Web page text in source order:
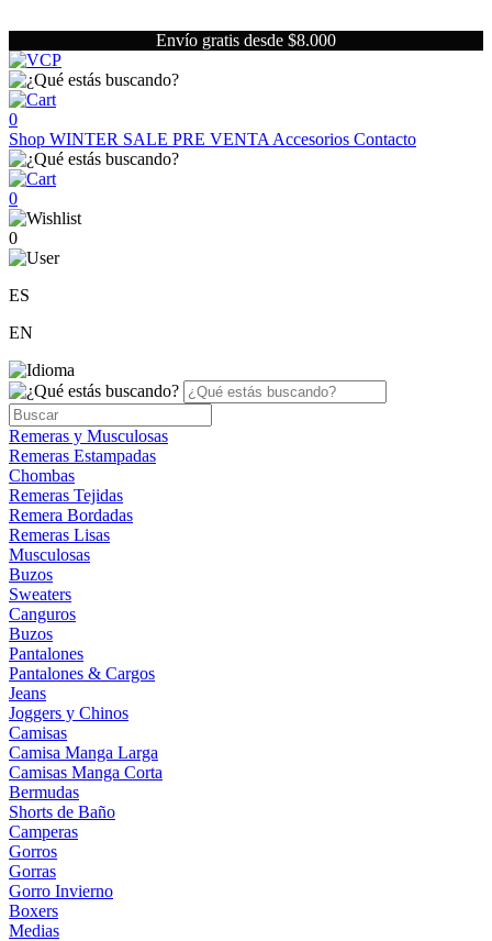
Envío gratis desde $8.000
0
Shop WINTER SALE PRE VENTA Accesorios Contacto
0
0
ES
EN
Remeras y Musculosas
Remeras Estampadas
Chombas
Remeras Tejidas
Remera Bordadas
Remeras Lisas
Musculosas
Buzos
Sweaters
Canguros
Buzos
Pantalones
Pantalones & Cargos
Jeans
Joggers y Chinos
Camisas
Camisa Manga Larga
Camisas Manga Corta
Bermudas
Shorts de Baño
Camperas
Gorros
Gorras
Gorro Invierno
Boxers
Medias